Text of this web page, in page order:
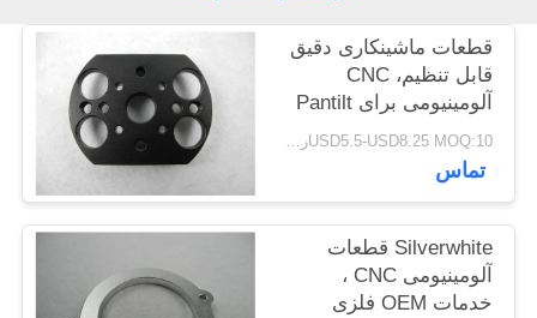
نقل قول
نقشه
سایت
PRIVACY
POLICY
قطعات ماشینکاری دقیق
قابل تنظیم، CNC
آلومینیومی برای Pantilt
OEM
USD5.5-USD8.25 MOQ:10رایانه های شخصی
تماس
Silverwhite قطعات
آلومینیومی CNC ،
خدمات OEM فلزی